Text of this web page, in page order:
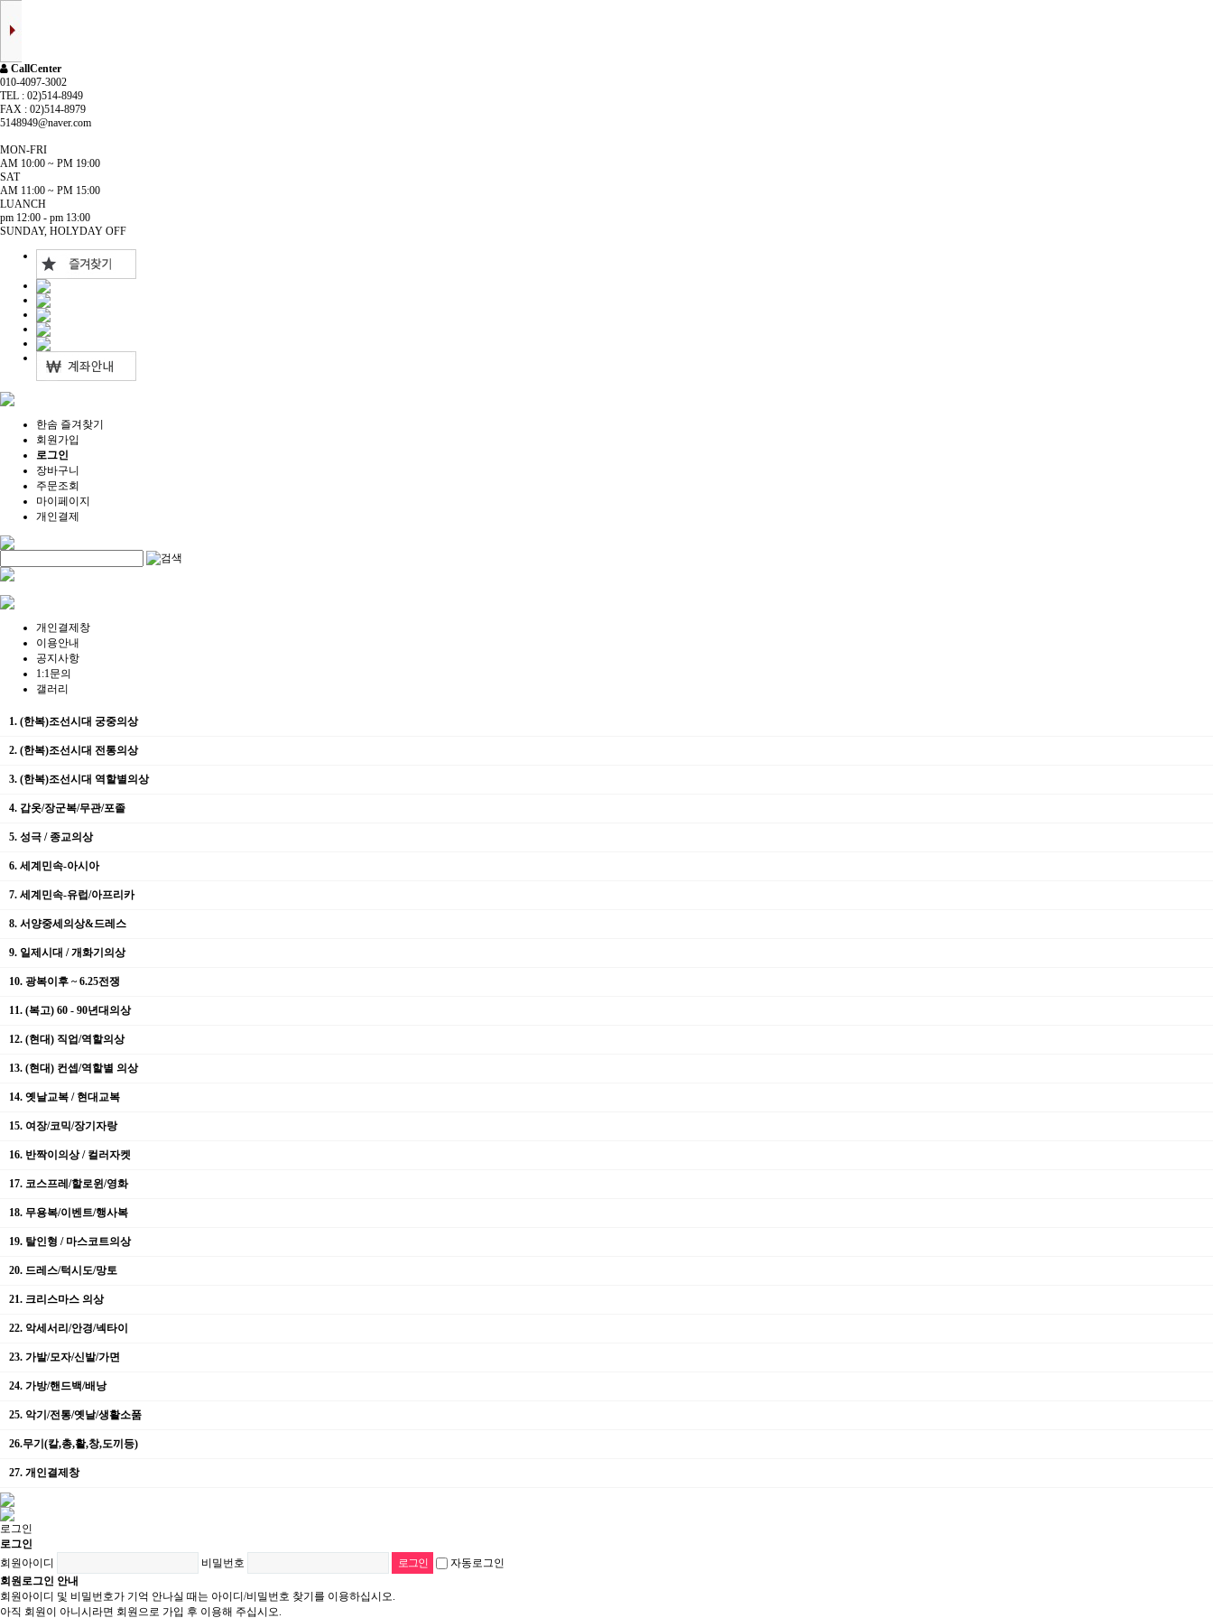
CallCenter
010-4097-3002
TEL : 02)514-8949
FAX : 02)514-8979
5148949@naver.com
MON-FRI
AM 10:00 ~ PM 19:00
SAT
AM 11:00 ~ PM 15:00
LUANCH
pm 12:00 - pm 13:00
SUNDAY, HOLYDAY OFF
한솜 즐겨찾기
회원가입
로그인
장바구니
주문조회
마이페이지
개인결제
개인결제창
이용안내
공지사항
1:1문의
갤러리
1. (한복)조선시대 궁중의상
2. (한복)조선시대 전통의상
3. (한복)조선시대 역할별의상
4. 갑옷/장군복/무관/포졸
5. 성극 / 종교의상
6. 세계민속-아시아
7. 세계민속-유럽/아프리카
8. 서양중세의상&드레스
9. 일제시대 / 개화기의상
10. 광복이후 ~ 6.25전쟁
11. (복고) 60 - 90년대의상
12. (현대) 직업/역할의상
13. (현대) 컨셉/역할별 의상
14. 옛날교복 / 현대교복
15. 여장/코믹/장기자랑
16. 반짝이의상 / 컬러자켓
17. 코스프레/할로윈/영화
18. 무용복/이벤트/행사복
19. 탈인형 / 마스코트의상
20. 드레스/턱시도/망토
21. 크리스마스 의상
22. 악세서리/안경/넥타이
23. 가발/모자/신발/가면
24. 가방/핸드백/배낭
25. 악기/전통/옛날/생활소품
26.무기(칼,총,활,창,도끼등)
27. 개인결제창
로그인
로그인
회원아이디
비밀번호
자동로그인
회원로그인 안내
회원아이디 및 비밀번호가 기억 안나실 때는 아이디/비밀번호 찾기를 이용하십시오.
아직 회원이 아니시라면 회원으로 가입 후 이용해 주십시오.